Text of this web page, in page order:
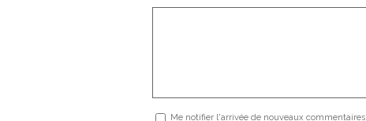
Me notifier l'arrivée de nouveaux commentaires